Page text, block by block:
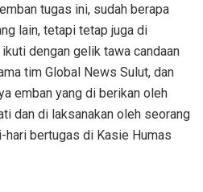
tugas ini, sudah berapa
lain, tetapi tetap juga di
dengan gelik tawa candaan
tim Global News Sulut, dan
emban yang di berikan oleh
dan di laksanakan oleh seorang
hari bertugas di Kasie Humas